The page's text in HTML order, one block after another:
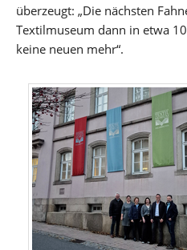
überzeugt: „Die nächsten
Textilmuseum dann in etwa
keine neuen mehr“.